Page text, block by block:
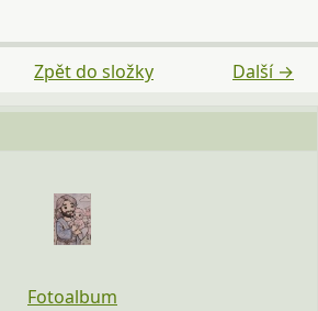
Další →
Zpět do složky
Fotoalbum